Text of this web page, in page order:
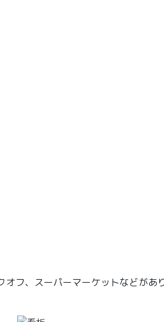
フ、スーパーマーケットなどがあ